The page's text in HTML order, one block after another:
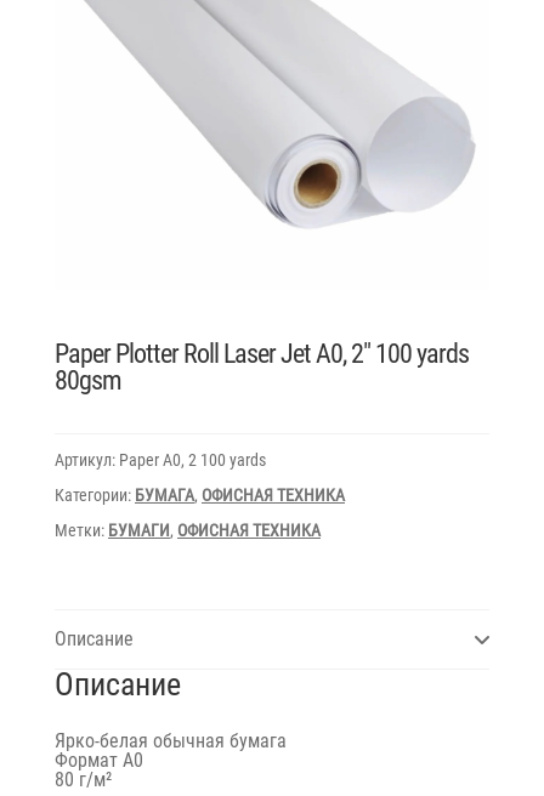
Paper Plotter Roll Laser Jet A0, 2″ 100 yards
80gsm
Артикул: Paper A0, 2 100 yards
Категории: БУМАГА, ОФИСНАЯ ТЕХНИКА
Метки: БУМАГИ, ОФИСНАЯ ТЕХНИКА
Описание
Описание
Ярко-белая обычная бумага
Формат А0
80 г/м²